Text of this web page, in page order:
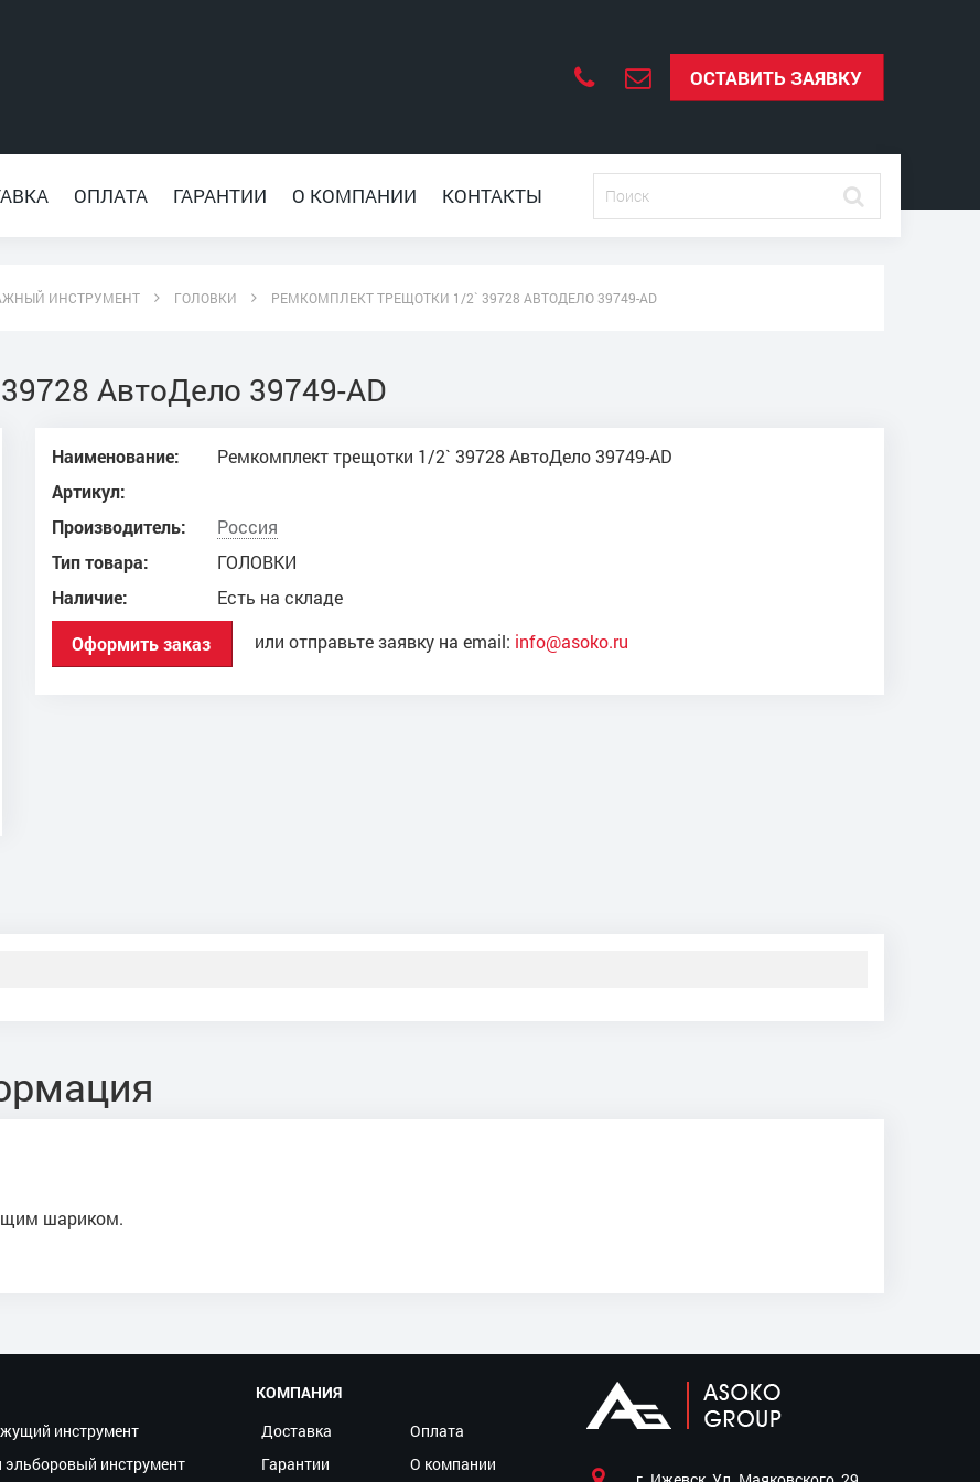
ОСТАВИТЬ ЗАЯВКУ
ОПЛАТА ГАРАНТИИ О КОМПАНИИ КОНТАКТЫ
ИНСТРУМЕНТ ГОЛОВКИ РЕМКОМПЛЕКТ ТРЕЩОТКИ 1/2` 39728 АВТОДЕЛО 39749-АD
АвтоДело 39749-АD
Наименование:
Ремкомплект трещотки 1/2` 39728 АвтоДело 39749-АD
Артикул:
Производитель:
Россия
Тип товара:
ГОЛОВКИ
Наличие:
Есть на складе
Оформить заказ или отправьте заявку на email: info@asoko.ru
шариком.
инструмент
инструмент
КОМПАНИЯ
Доставка
Оплата
Гарантии
О компании